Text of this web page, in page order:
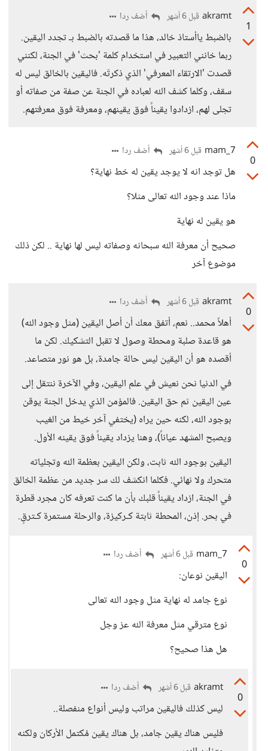
1
akramt قبل 6 أشهر أضف ردا
بالضبط ياأستاذ خالد، هذا ما قصدته بالضبط بـ تجدد اليقين.
ربما خانني التعبير في استخدام كلمة 'بحث' في الجنة، لكنني
قصدت 'الارتقاء المعرفي' الذي ذكرتَه. فاليقين بالخالق ليس له
سقف، وكلما كشف الله لعباده في الجنة عن صفة من صفاته أو
تجلى لهم، ازدادوا يقيناً فوق يقينهم، ومعرفة فوق معرفتهم.
0
mam_7 قبل 6 أشهر أضف ردا
هل توجد انه لا يوجد يقين له خط نهاية؟
ماذا عند وجود الله تعالى مثلا؟
هو يقين له نهاية
صحيح أن معرفة الله سبحانه وصفاته ليس لها نهاية .. لكن ذلك
موضوع آخر
0
akramt قبل 6 أشهر أضف ردا
أهلاً محمد.. نعم، أتفق معك أن أصل اليقين (مثل وجود الله)
هو قاعدة صلبة ومحطة وصول لا تقبل التشكيك. لكن ما
أقصده هو أن اليقين ليس حالة جامدة، بل هو نور متصاعد.
في الدنيا نحن نعيش في علم اليقين، وفي الآخرة ننتقل إلى
عين اليقين ثم حق اليقين. فالمؤمن الذي يدخل الجنة يوقن
بوجود الله، لكنه حين يراه (يختفي آخر خيط من الغيب
ويصبح المشهد عياناً)، وهنا يزداد يقيناً فوق يقينه الأول.
اليقين بوجود الله ثابت، ولكن اليقين بعظمة الله وتجلياته
متحرك ولا نهائي. فكلما انكشف لك سر جديد من عظمة الخالق
في الجنة، ازداد يقيناً قلبك بأن ما كنت تعرفه كان مجرد قطرة
في بحر. إذن، المحطة ثابتة كـركيزة، والرحلة مستمرة كـترقٍ.
0
mam_7 قبل 6 أشهر أضف ردا
اليقين نوعان:
نوع جامد له نهاية مثل وجود الله تعالى
نوع مترقي مثل معرفة الله عز وجل
هل هذا صحيح؟
0
akramt قبل 6 أشهر أضف ردا
ليس كذلك فاليقين مراتب وليس أنواع منفصلة..
فليس هناك يقين جامد، بل هناك يقين مُكتمل الأركان ولكنه